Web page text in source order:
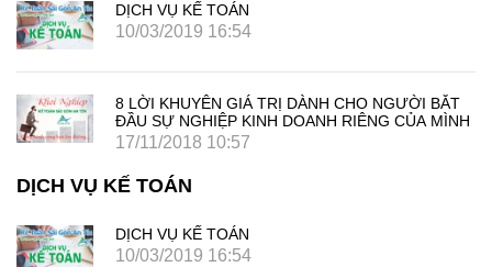
DỊCH VỤ KẾ TOÁN
10/03/2019 16:54
8 LỜI KHUYÊN GIÁ TRỊ DÀNH CHO NGƯỜI BẮT
ĐẦU SỰ NGHIỆP KINH DOANH RIÊNG CỦA MÌNH
17/11/2018 10:57
DỊCH VỤ KẾ TOÁN
DỊCH VỤ KẾ TOÁN
10/03/2019 16:54